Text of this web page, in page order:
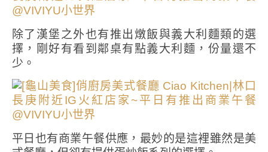
除了漢堡之外也有推出燉飯與義大利麵類的選
擇，剛好有看到鄰桌有點義大利麵，份量還不
少。
平日也有商業午餐供應，最妙的是這裡雖然是美